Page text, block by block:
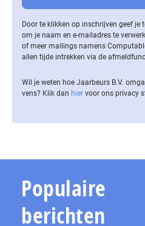
Door te klikken op inschrijven geef je
om je naam en e-mailadres te
of meer mailings namens
allen tijde intrekken via de
Wil je weten hoe Jaarbeurs B.V.
vens? Klik dan hier voor ons privacy
Populaire
berichten